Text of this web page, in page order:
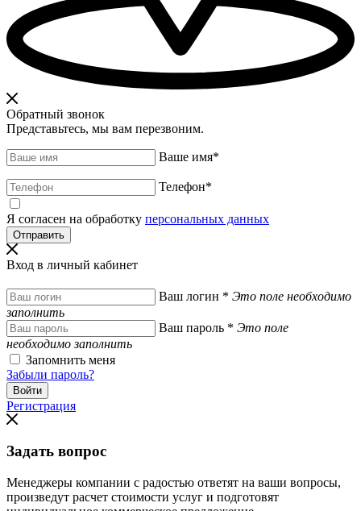
Обратный звонок
Представьтесь, мы вам перезвоним.
Ваше имя*
Телефон*
Я согласен на обработку персональных данных
Вход в личный кабинет
Ваш логин * Это поле необходимо
заполнить
Ваш пароль * Это поле
необходимо заполнить
Запомнить меня
Забыли пароль?
Регистрация
Задать вопрос
Менеджеры компании с радостью ответят на ваши вопросы,
произведут расчет стоимости услуг и подготовят